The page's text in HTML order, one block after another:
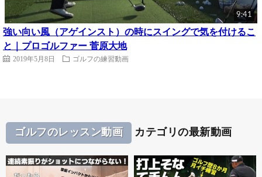
9:41
強い向い風（アゲインスト）の時にスイングで気を付けるこ
と｜プロゴルファー 菅原大地
2019年5月8日 ゴルフの練習動画
ゴルフのレッスン動画 カテゴリの最新動画